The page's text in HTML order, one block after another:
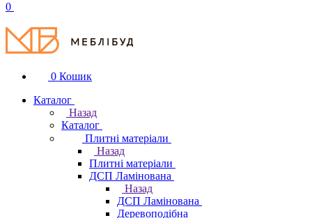
0
0 Кошик
Каталог
Назад
Каталог
Плитні матеріали
Назад
Плитні матеріали
ДСП Ламінована
Назад
ДСП Ламінована
Деревоподібна